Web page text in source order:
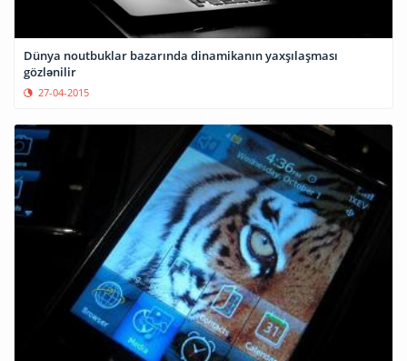
Dünya noutbuklar bazarında dinamikanın yaxşılaşması
gözlənilir
27-04-2015